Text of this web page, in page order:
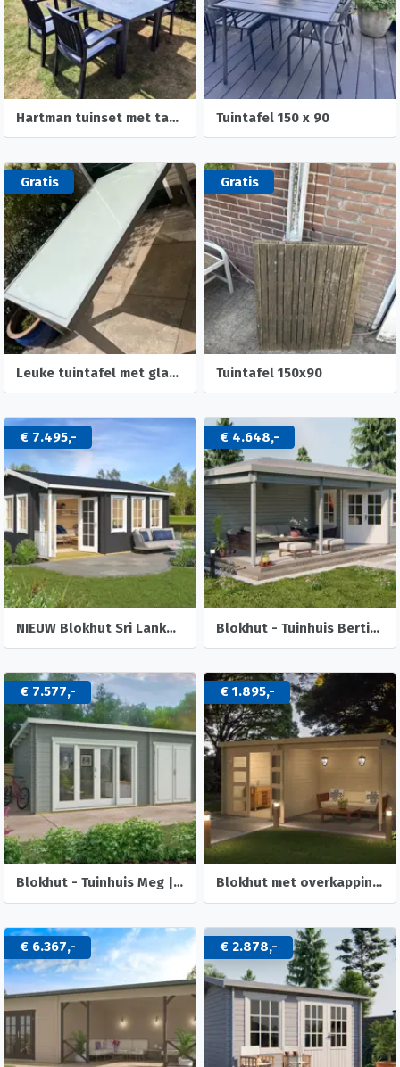
Hartman tuinset met tafel en 4 stoelen Tuintafel 150 x 90
Gratis
Leuke tuintafel met glasplaat
Gratis
Tuintafel 150x90
€ 7.495,-
NIEUW Blokhut Sri Lanka 44 Dgp+
€ 4.648,-
Blokhut - Tuinhuis Bertil | 44 mm | vuren onbehandeld
€ 7.577,-
Blokhut - Tuinhuis Meg | 44 mm | onbehandeld
€ 1.895,-
Blokhut met overkapping Helena 472x230 Onbehandeld vuren
€ 6.367,- € 2.878,-